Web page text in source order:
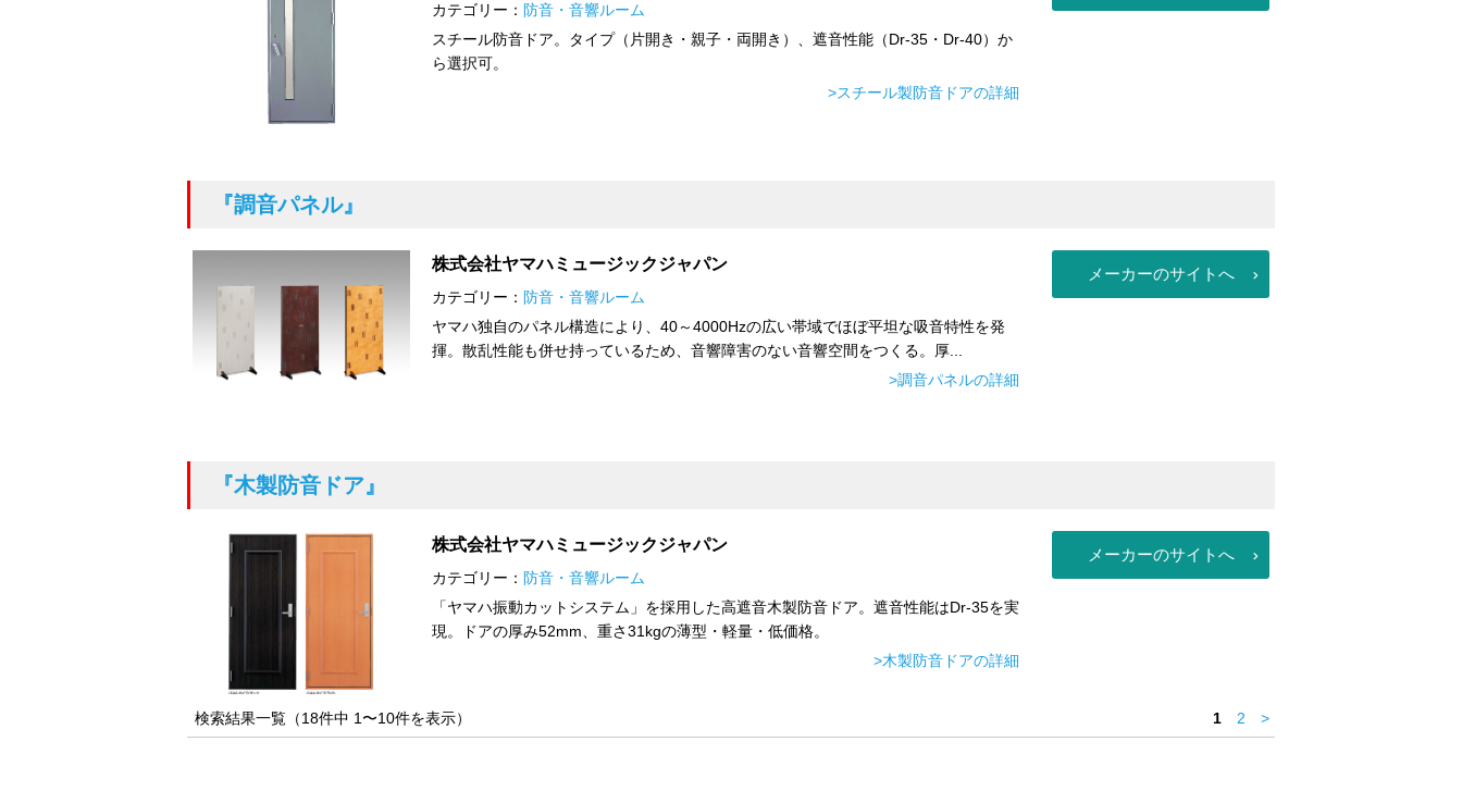
カテゴリー： 防音・音響ルーム
スチール防音ドア。タイプ（片開き・親子・両開き）、遮音性能（Dr-35・Dr-40）か
ら選択可。
>スチール製防音ドアの詳細
『調音パネル』
株式会社ヤマハミュージックジャパン
カテゴリー： 防音・音響ルーム
ヤマハ独自のパネル構造により、40～4000Hzの広い帯域でほぼ平坦な吸音特性を発
揮。散乱性能も併せ持っているため、音響障害のない音響空間をつくる。厚...
>調音パネルの詳細
メーカーのサイトへ
『木製防音ドア』
株式会社ヤマハミュージックジャパン
カテゴリー： 防音・音響ルーム
「ヤマハ振動カットシステム」を採用した高遮音木製防音ドア。遮音性能はDr-35を実
現。ドアの厚み52mm、重さ31kgの薄型・軽量・低価格。
>木製防音ドアの詳細
メーカーのサイトへ
検索結果一覧（18件中 1〜10件を表示） 1 2 >